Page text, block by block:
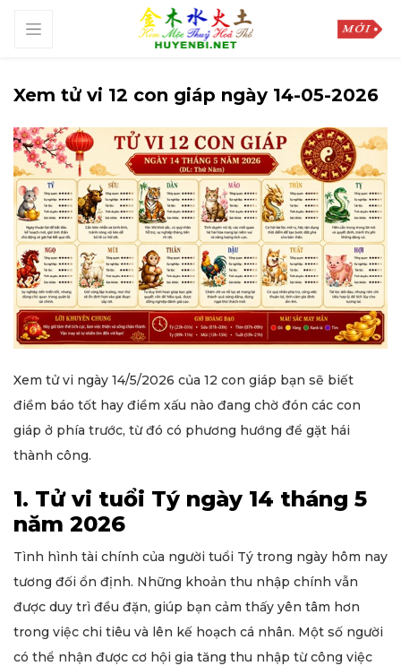
Xem tử vi 12 con giáp ngày 14-05-2026
Xem tử vi ngày 14/5/2026 của 12 con giáp bạn sẽ biết
điềm báo tốt hay điềm xấu nào đang chờ đón các con
giáp ở phía trước, từ đó có phương hướng để gặt hái
thành công.
1. Tử vi tuổi Tý ngày 14 tháng 5
năm 2026
Tình hình tài chính của người tuổi Tý trong ngày hôm nay
tương đối ổn định. Những khoản thu nhập chính vẫn
được duy trì đều đặn, giúp bạn cảm thấy yên tâm hơn
trong việc chi tiêu và lên kế hoạch cá nhân. Một số người
có thể nhận được cơ hội gia tăng thu nhập từ công việc